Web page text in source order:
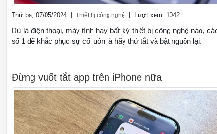
Thứ ba, 07/05/2024 |Thiết bị công nghệ | Lượt xem: 1042
Dù là điện thoại, máy tính hay bất kỳ thiết bị công nghệ nào,
số 1 để khắc phục sự cố luôn là hãy thử tắt và bật nguồn lại.
Đừng vuốt tắt app trên iPhone nữa